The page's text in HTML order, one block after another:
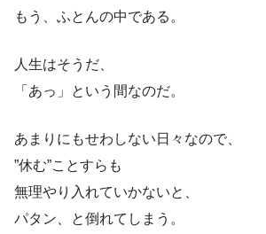
もう、ふとんの中である。
人生はそうだ、
「あっ」という間なのだ。
あまりにもせわしない日々なので、
”休む”ことすらも
無理やり入れていかないと、
パタン、と倒れてしまう。